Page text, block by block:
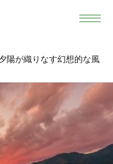
陽が織りなす幻想的な風